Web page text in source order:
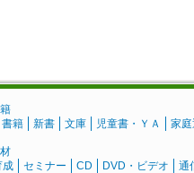
書籍 新書 文庫 児童書・ＹＡ 家庭
成
セミナー CD DVD・ビデオ 通